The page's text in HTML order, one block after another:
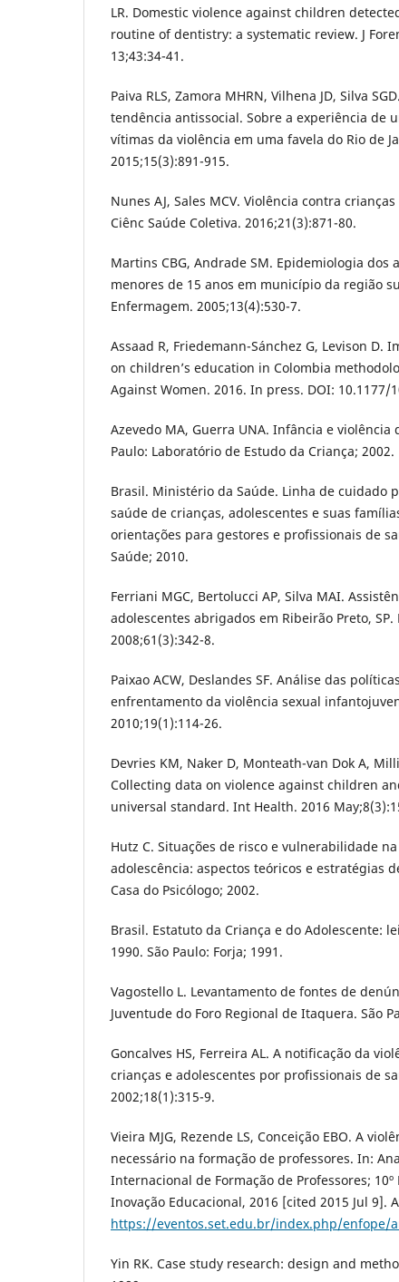
LR. Domestic violence against children
routine of dentistry: a systematic review. J
13;43:34-41.
Paiva RLS, Zamora MHRN, Vilhena JD, Silva
tendência antissocial. Sobre a experiência de
vítimas da violência em uma favela do Rio de
2015;15(3):891-915.
Nunes AJ, Sales MCV. Violência contra
Ciênc Saúde Coletiva. 2016;21(3):871-80.
Martins CBG, Andrade SM. Epidemiologia dos
menores de 15 anos em município da região
Enfermagem. 2005;13(4):530-7.
Assaad R, Friedemann-Sánchez G, Levison D.
on children’s education in Colombia
Against Women. 2016. In press. DOI: 10.1177/
Azevedo MA, Guerra UNA. Infância e violência
Paulo: Laboratório de Estudo da Criança; 2002.
Brasil. Ministério da Saúde. Linha de cuidado
saúde de crianças, adolescentes e suas
orientações para gestores e profissionais de
Saúde; 2010.
Ferriani MGC, Bertolucci AP, Silva MAI.
adolescentes abrigados em Ribeirão Preto, SP.
2008;61(3):342-8.
Paixao ACW, Deslandes SF. Análise das
enfrentamento da violência sexual
2010;19(1):114-26.
Devries KM, Naker D, Monteath-van Dok A,
Collecting data on violence against children
universal standard. Int Health. 2016
Hutz C. Situações de risco e vulnerabilidade
adolescência: aspectos teóricos e estratégias
Casa do Psicólogo; 2002.
Brasil. Estatuto da Criança e do Adolescente:
1990. São Paulo: Forja; 1991.
Vagostello L. Levantamento de fontes de
Juventude do Foro Regional de Itaquera. São
Goncalves HS, Ferreira AL. A notificação da
crianças e adolescentes por profissionais de
2002;18(1):315-9.
Vieira MJG, Rezende LS, Conceição EBO. A
necessário na formação de professores. In:
Internacional de Formação de Professores;
Inovação Educacional, 2016 [cited 2015 Jul 9].
https://eventos.set.edu.br/index.php/enfope/
Yin RK. Case study research: design and